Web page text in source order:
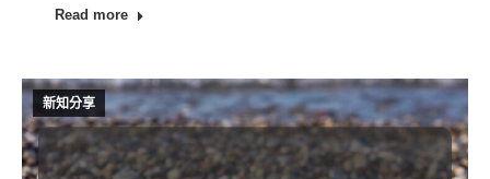
Read more
新知分享